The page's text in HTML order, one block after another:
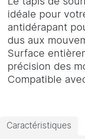
idéale pour
antidérapant
dus aux
Surface
précision des
Compatible
Caractéristiques